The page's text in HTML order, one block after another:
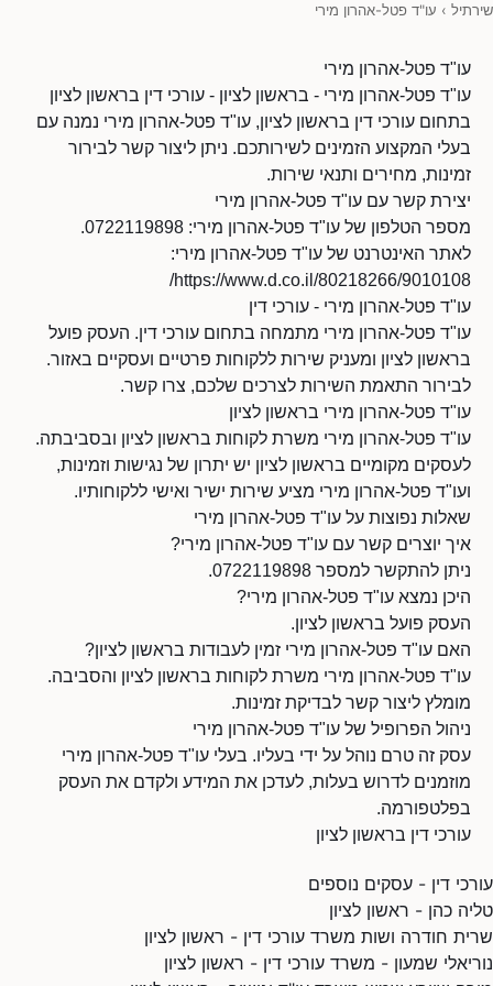
שירתיל › עו"ד פטל-אהרון מירי
עו"ד פטל-אהרון מירי
עו"ד פטל-אהרון מירי - בראשון לציון - עורכי דין בראשון לציון
בתחום עורכי דין בראשון לציון, עו"ד פטל-אהרון מירי נמנה עם
בעלי המקצוע הזמינים לשירותכם. ניתן ליצור קשר לבירור
זמינות, מחירים ותנאי שירות.
יצירת קשר עם עו"ד פטל-אהרון מירי
מספר הטלפון של עו"ד פטל-אהרון מירי: 0722119898.
לאתר האינטרנט של עו"ד פטל-אהרון מירי:
https://www.d.co.il/80218266/9010108/
עו"ד פטל-אהרון מירי - עורכי דין
עו"ד פטל-אהרון מירי מתמחה בתחום עורכי דין. העסק פועל
בראשון לציון ומעניק שירות ללקוחות פרטיים ועסקיים באזור.
לבירור התאמת השירות לצרכים שלכם, צרו קשר.
עו"ד פטל-אהרון מירי בראשון לציון
עו"ד פטל-אהרון מירי משרת לקוחות בראשון לציון ובסביבתה.
לעסקים מקומיים בראשון לציון יש יתרון של נגישות וזמינות,
ועו"ד פטל-אהרון מירי מציע שירות ישיר ואישי ללקוחותיו.
שאלות נפוצות על עו"ד פטל-אהרון מירי
איך יוצרים קשר עם עו"ד פטל-אהרון מירי?
ניתן להתקשר למספר 0722119898.
היכן נמצא עו"ד פטל-אהרון מירי?
העסק פועל בראשון לציון.
האם עו"ד פטל-אהרון מירי זמין לעבודות בראשון לציון?
עו"ד פטל-אהרון מירי משרת לקוחות בראשון לציון והסביבה.
מומלץ ליצור קשר לבדיקת זמינות.
ניהול הפרופיל של עו"ד פטל-אהרון מירי
עסק זה טרם נוהל על ידי בעליו. בעלי עו"ד פטל-אהרון מירי
מוזמנים לדרוש בעלות, לעדכן את המידע ולקדם את העסק
בפלטפורמה.
עורכי דין בראשון לציון
עורכי דין - עסקים נוספים
טליה כהן - ראשון לציון
שרית חודרה ושות משרד עורכי דין - ראשון לציון
נוריאלי שמעון - משרד עורכי דין - ראשון לציון